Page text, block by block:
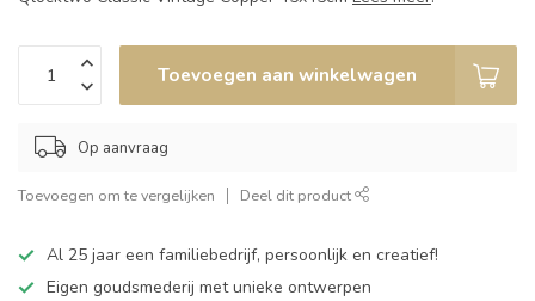
Toevoegen aan winkelwagen
Op aanvraag
Toevoegen om te vergelijken Deel dit product
Al 25 jaar een familiebedrijf, persoonlijk en creatief!
Eigen goudsmederij met unieke ontwerpen